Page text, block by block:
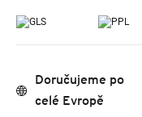
Doručujeme po
celé Evropě